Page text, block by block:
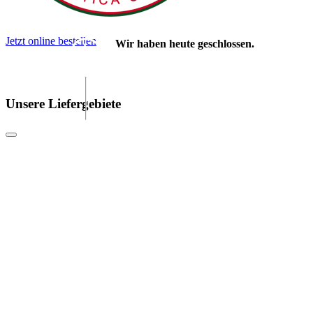
Jetzt online bestellen Wir haben heute geschlossen.
Unsere Liefergebiete